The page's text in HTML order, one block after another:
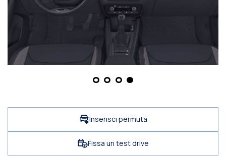
Inserisci permuta
Fissa un test drive